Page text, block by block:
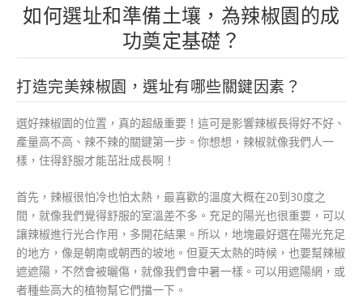
如何選址和準備土壤，為辣椒園的成
功奠定基礎？
打造完美辣椒園，選址有哪些關鍵因素？
選好辣椒園的位置，真的超級重要！這可是影響辣椒長得好不好、
產量高不高、辣不辣的關鍵第一步。你想想，辣椒就像我們人一
樣，住得舒服才能茁壯成長啊！
首先，辣椒很怕冷也怕太熱，最喜歡的溫度大概在20到30度之
間，就像我們覺得舒服的室溫差不多。充足的陽光也很重要，可以
讓辣椒進行光合作用，多開花結果。所以，地塊最好選在陽光充足
的地方，像是朝南或朝西的坡地。但夏天太熱的時候，也要幫辣椒
遮遮陽，不然會被曬傷，就像我們會中暑一樣。可以用遮陽網，或
者種些高大的植物幫它們擋一下。